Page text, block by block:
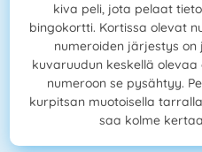
kiva peli, jota pelaat
bingokortti. Kortissa olevat
numeroiden järjestys
kuvaruudun keskellä
numeroon se pysähtyy.
kurpitsan muotoisella
saa kolme